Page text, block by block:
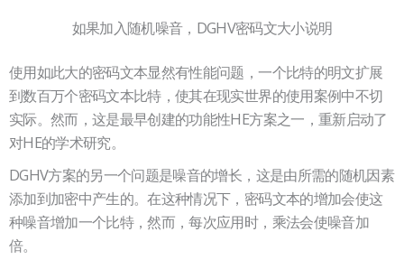
如果加入随机噪音，DGHV密码文大小说明
使用如此大的密码文本显然有性能问题，一个比特的明文扩展
到数百万个密码文本比特，使其在现实世界的使用案例中不切
实际。然而，这是最早创建的功能性HE方案之一，重新启动了
对HE的学术研究。
DGHV方案的另一个问题是噪音的增长，这是由所需的随机因素
添加到加密中产生的。在这种情况下，密码文本的增加会使这
种噪音增加一个比特，然而，每次应用时，乘法会使噪音加
倍。